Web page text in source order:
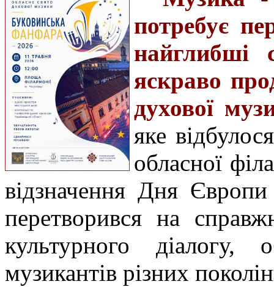
потребує
найглибші
яскраво
духової
яке
обласної
відзначення Дня
перетворився на
культурного
музикантів різних